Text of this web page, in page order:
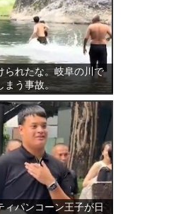
られたな。岐阜の川で
まう事故。
ィパンコーン王子が日